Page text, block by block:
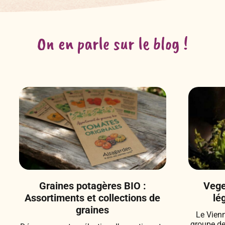
On en parle sur le blog !
Graines potagères BIO :
Assortiments et collections de
graines
Le